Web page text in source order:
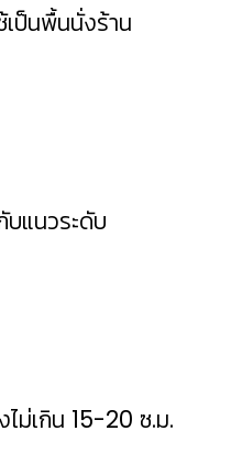
เป็นพื้นนั่งร้าน
บแนวระดับ
ม่เกิน 15-20 ซ.ม.